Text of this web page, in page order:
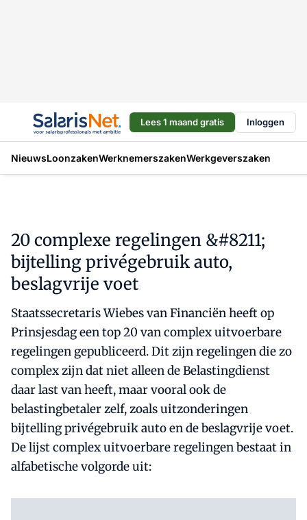
Lees 1 maand gratis Inloggen
NieuwsLoonzakenWerknemerszakenWerkgeverszaken
20 complexe regelingen &#8211;
bijtelling privégebruik auto,
beslagvrije voet
Staatssecretaris Wiebes van Financiën heeft op
Prinsjesdag een top 20 van complex uitvoerbare
regelingen gepubliceerd. Dit zijn regelingen die zo
complex zijn dat niet alleen de Belastingdienst
daar last van heeft, maar vooral ook de
belastingbetaler zelf, zoals uitzonderingen
bijtelling privégebruik auto en de beslagvrije voet.
De lijst complex uitvoerbare regelingen bestaat in
alfabetische volgorde uit: